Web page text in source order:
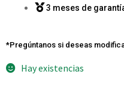
3 meses de
*Pregúntanos si deseas
Hay existencias